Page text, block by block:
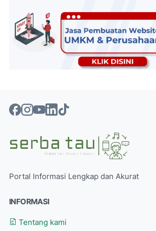
Portal Informasi Lengkap dan Akurat
INFORMASI
Tentang kami